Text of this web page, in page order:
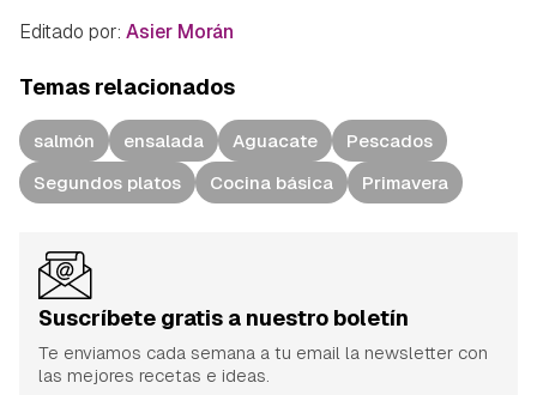
Editado por: Asier Morán
Temas relacionados
salmón ensalada Aguacate
Pescados
Segundos platos
Cocina básica Primavera
Suscríbete gratis a nuestro boletín
Te enviamos cada semana a tu email la newsletter con
las mejores recetas e ideas.